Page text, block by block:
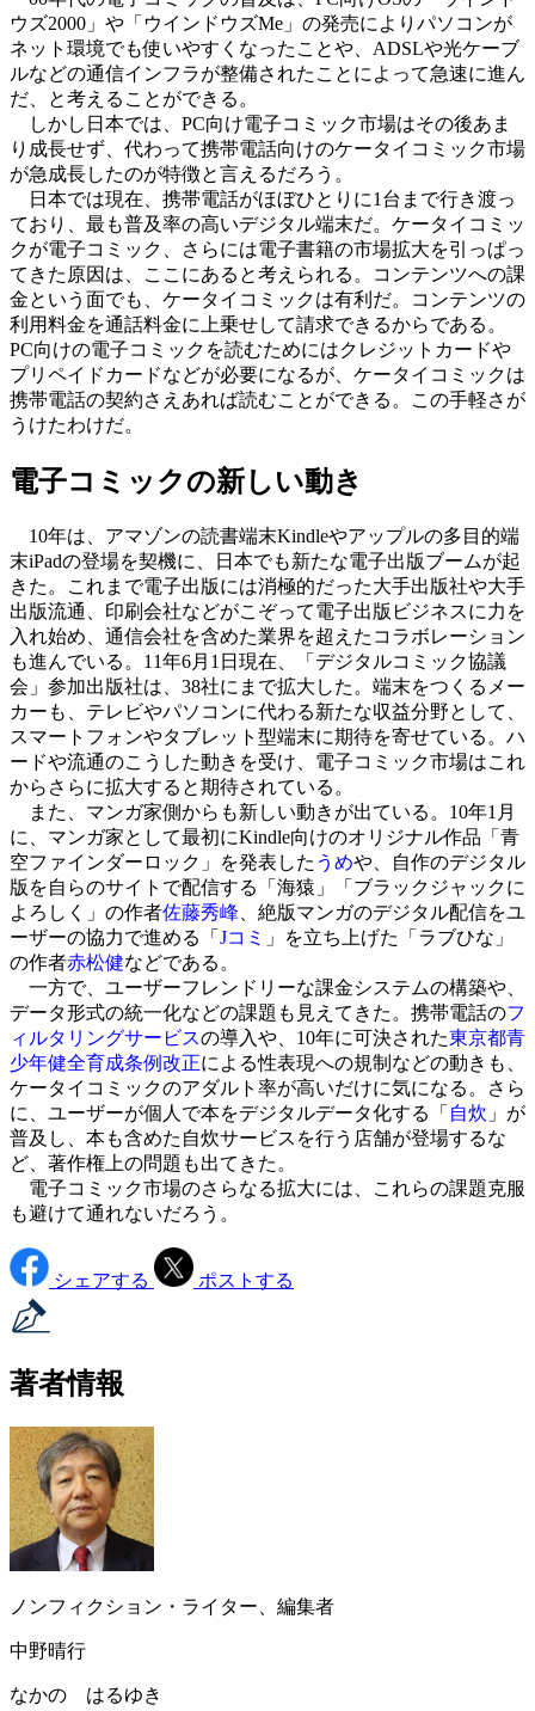
ウズ2000」や「ウインドウズMe」の発売によりパソコンが
ネット環境でも使いやすくなったことや、ADSLや光ケーブ
ルなどの通信インフラが整備されたことによって急速に進ん
だ、と考えることができる。
しかし日本では、PC向け電子コミック市場はその後あま
り成長せず、代わって携帯電話向けのケータイコミック市場
が急成長したのが特徴と言えるだろう。
日本では現在、携帯電話がほぼひとりに1台まで行き渡っ
ており、最も普及率の高いデジタル端末だ。ケータイコミッ
クが電子コミック、さらには電子書籍の市場拡大を引っぱっ
てきた原因は、ここにあると考えられる。コンテンツへの課
金という面でも、ケータイコミックは有利だ。コンテンツの
利用料金を通話料金に上乗せして請求できるからである。
PC向けの電子コミックを読むためにはクレジットカードや
プリペイドカードなどが必要になるが、ケータイコミックは
携帯電話の契約さえあれば読むことができる。この手軽さが
うけたわけだ。
電子コミックの新しい動き
10年は、アマゾンの読書端末Kindleやアップルの多目的端
末iPadの登場を契機に、日本でも新たな電子出版ブームが起
きた。これまで電子出版には消極的だった大手出版社や大手
出版流通、印刷会社などがこぞって電子出版ビジネスに力を
入れ始め、通信会社を含めた業界を超えたコラボレーション
も進んでいる。11年6月1日現在、「デジタルコミック協議
会」参加出版社は、38社にまで拡大した。端末をつくるメー
カーも、テレビやパソコンに代わる新たな収益分野として、
スマートフォンやタブレット型端末に期待を寄せている。ハ
ードや流通のこうした動きを受け、電子コミック市場はこれ
からさらに拡大すると期待されている。
また、マンガ家側からも新しい動きが出ている。10年1月
に、マンガ家として最初にKindle向けのオリジナル作品「青
空ファインダーロック」を発表した うめや、自作のデジタル
版を自らのサイトで配信する「海猿」「ブラックジャックに
よろしく」の作者佐藤秀峰 、絶版マンガのデジタル配信をユ
ーザーの協力で進める「 Jコミ 」を立ち上げた「ラブひな」
の作者赤松健などである。
一方で、ユーザーフレンドリーな課金システムの構築や、
データ形式の統一化などの課題も見えてきた。携帯電話のフ
ィルタリングサービスの導入や、10年に可決された東京都青
少年健全育成条例改正による性表現への規制などの動きも、
ケータイコミックのアダルト率が高いだけに気になる。さら
に、ユーザーが個人で本をデジタルデータ化する「 自炊 」が
普及し、本も含めた自炊サービスを行う店舗が登場するな
ど、著作権上の問題も出てきた。
電子コミック市場のさらなる拡大には、これらの課題克服
も避けて通れないだろう。
シェアする ポストする
著者情報
ノンフィクション・ライター、編集者
中野晴行
なかの はるゆき